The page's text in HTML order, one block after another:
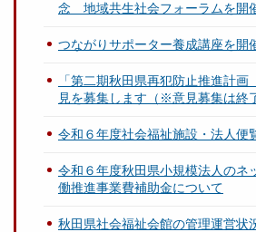
念 地域共生社会フォーラムを開
つながりサポーター養成講座を開
「第二期秋田県再犯防止推進計
見を募集します（※意見募集は終
令和６年度社会福祉施設・法人便
令和６年度秋田県小規模法人のネ
働推進事業費補助金について
秋田県社会福祉会館の管理運営状